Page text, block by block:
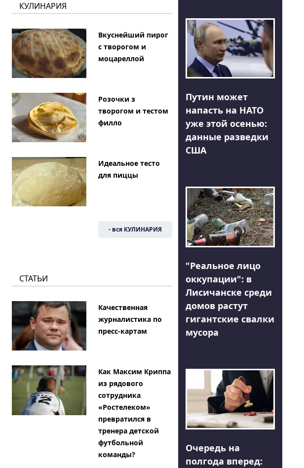
КУЛИНАРИЯ
Вкуснейший пирог
с творогом и
моцареллой
Розочки з
творогом и тестом
филло
Идеальное тесто
для пиццы
- вся КУЛИНАРИЯ
СТАТЬИ
Качественная
журналистика по
пресс-картам
Как Максим Криппа
из рядового
сотрудника
«Ростелеком»
превратился в
тренера детской
футбольной
команды?
Путин может
напасть на НАТО
уже этой осенью:
данные разведки
США
"Реальное лицо
оккупации": в
Лисичанске среди
домов растут
гигантские свалки
мусора
Очередь на
полгода вперед: